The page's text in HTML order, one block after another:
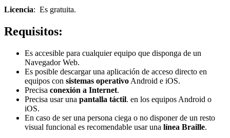
Licencia: Es gratuita.
Requisitos:
Es accesible para cualquier equipo que disponga de un
Navegador Web.
Es posible descargar una aplicación de acceso directo en
equipos con sistemas operativo Android e iOS.
Precisa conexión a Internet.
Precisa usar una pantalla táctil. en los equipos Android o
iOS.
En caso de ser una persona ciega o no disponer de un resto
visual funcional es recomendable usar una línea Braille.